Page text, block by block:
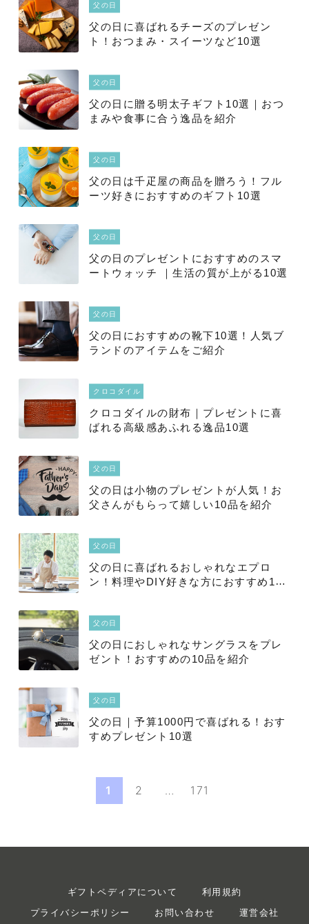
父の日
父の日に喜ばれるチーズのプレゼン
ト！おつまみ・スイーツなど10選
父の日
父の日に贈る明太子ギフト10選｜おつ
まみや食事に合う逸品を紹介
父の日
父の日は千疋屋の商品を贈ろう！フル
ーツ好きにおすすめのギフト10選
父の日
父の日のプレゼントにおすすめのスマ
ートウォッチ ｜生活の質が上がる10選
父の日
父の日におすすめの靴下10選！人気ブ
ランドのアイテムをご紹介
クロコダイル
クロコダイルの財布｜プレゼントに喜
ばれる高級感あふれる逸品10選
父の日
父の日は小物のプレゼントが人気！お
父さんがもらって嬉しい10品を紹介
父の日
父の日に喜ばれるおしゃれなエプロ
ン！料理やDIY好きな方におすすめ10
父の日
父の日におしゃれなサングラスをプレ
ゼント！おすすめの10品を紹介
父の日
父の日｜予算1000円で喜ばれる！おす
すめプレゼント10選
1 2 … 171
ギフトペディアについて
利用規約
プライバシーポリシー
お問い合わせ 運営会社